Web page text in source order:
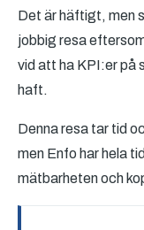
Det är häftigt, men
jobbig resa
vid att ha KPI:er på
haft.
Denna resa tar tid
men Enfo har hela
mätbarheten och